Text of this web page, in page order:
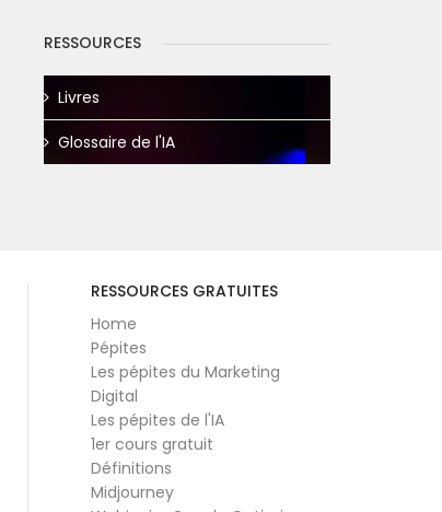
RESSOURCES
Livres
Glossaire de l'IA
RESSOURCES GRATUITES
Home
Pépites
Les pépites du Marketing
Digital
Les pépites de l'IA
1er cours gratuit
Définitions
Midjourney